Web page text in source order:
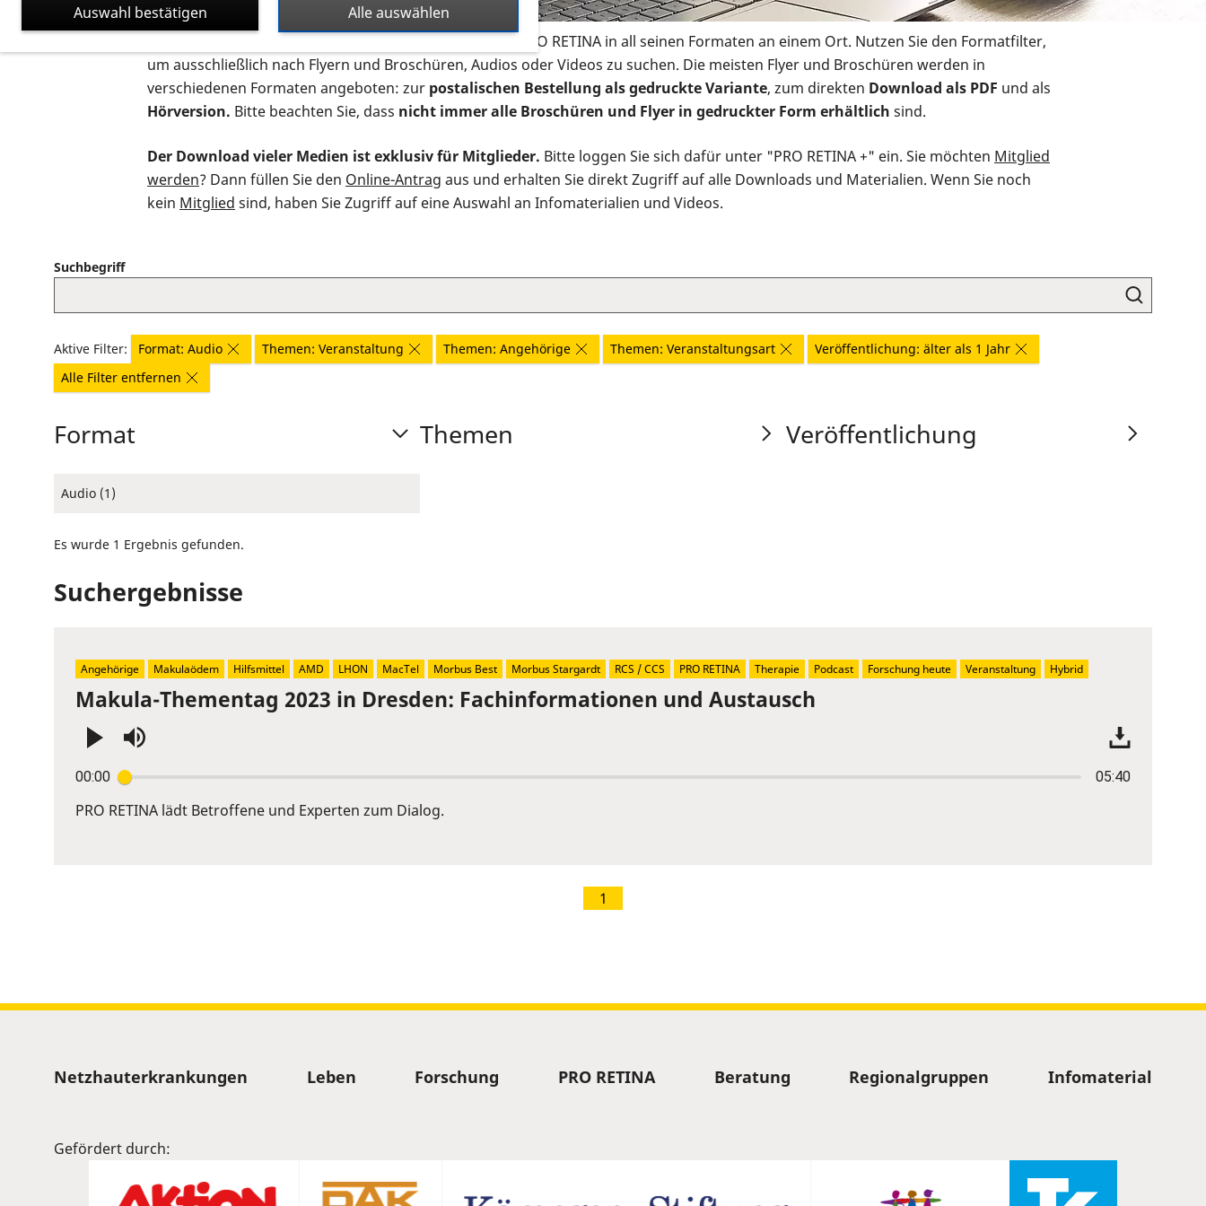
Auf dieser Seite finden Sie sämtliches Infomaterial der PRO RETINA in all seinen Formaten an einem Ort. Nutzen Sie den Formatfilter,
um ausschließlich nach Flyern und Broschüren, Audios oder Videos zu suchen. Die meisten Flyer und Broschüren werden in
verschiedenen Formaten angeboten: zur postalischen Bestellung als gedruckte Variante, zum direkten Download als PDF und als
Hörversion. Bitte beachten Sie, dass nicht immer alle Broschüren und Flyer in gedruckter Form erhältlich sind.
Der Download vieler Medien ist exklusiv für Mitglieder. Bitte loggen Sie sich dafür unter "PRO RETINA +" ein. Sie möchten Mitglied
werden? Dann füllen Sie den Online-Antrag aus und erhalten Sie direkt Zugriff auf alle Downloads und Materialien. Wenn Sie noch
kein Mitglied sind, haben Sie Zugriff auf eine Auswahl an Infomaterialien und Videos.
Suchbegriff
Aktive Filter: Format: Audio Themen: Veranstaltung Themen: Angehörige Themen: Veranstaltungsart
Veröffentlichung: älter als 1 Jahr
Alle Filter entfernen
Format
Audio (1)
Themen Veröffentlichung
Es wurde 1 Ergebnis gefunden.
Suchergebnisse
Makula-Thementag 2023 in Dresden: Fachinformationen und Austausch
00:00 05:40
Enter
or
PRO RETINA lädt Betroffene und Experten zum Dialog.
Angehörige Makulaödem Hilfsmittel AMD LHON MacTel Morbus Best Morbus Stargardt RCS / CCS PRO RETINA Therapie Podcast Forschung heute Veranstaltung Hybrid
1
Sitemap
Netzhauterkrankungen Leben Forschung PRO RETINA Beratung Regionalgruppen Infomaterial
Gefördert durch:
Alle auswählen
Auswahl bestätigen